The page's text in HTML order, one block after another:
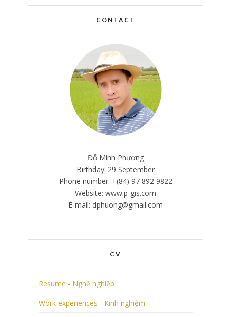
CONTACT
Đỗ Minh Phương
Birthday: 29 September
Phone number: +(84) 97 892 9822
Website: www.p-gis.com
E-mail: dphuong@gmail.com
CV
Resume - Nghề nghiệp
Work experiences - Kinh nghiệm